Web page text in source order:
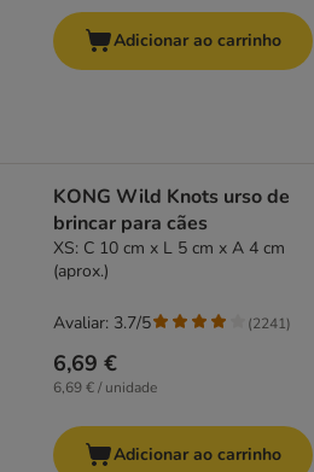
Adicionar ao carrinho
KONG Wild Knots urso de
brincar para cães
XS: C 10 cm x L 5 cm x A 4 cm
(aprox.)
6,69 €
6,69 € / unidade
Avaliar: 3.7/5 (2241)
Adicionar ao carrinho